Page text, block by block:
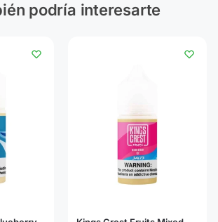
podría interesarte